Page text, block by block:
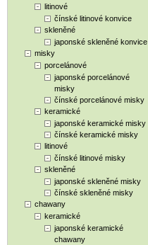
litinové
čínské litinové konvice
skleněné
japonské skleněné konvice
misky
porcelánové
japonské porcelánové
misky
čínské porcelánové misky
keramické
japonské keramické misky
čínské keramické misky
litinové
čínské litinové misky
skleněné
japonské skleněné misky
čínské skleněné misky
chawany
keramické
japonské keramické
chawany